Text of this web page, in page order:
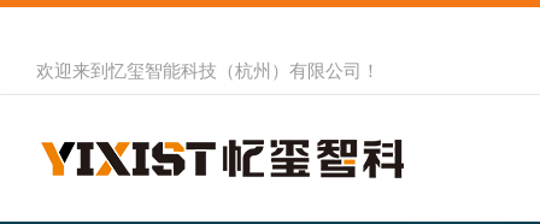
欢迎来到 忆玺智能科技（杭州）有限公司 ！